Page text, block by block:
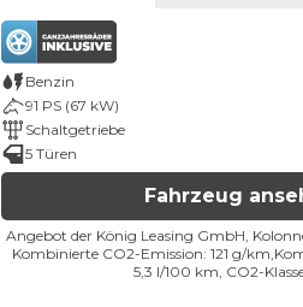
Benzin
91 PS (67 kW)
Schaltgetriebe
5 Türen
Fahrzeug
Angebot der König Leasing GmbH,
Kombinierte CO2-Emission: 121 g/km,
5,3 l/100 km, CO2-